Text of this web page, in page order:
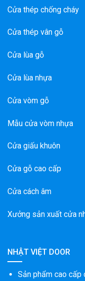
Cửa thép chống cháy
Cửa thép vân gỗ
Cửa lùa gỗ
Cửa lùa nhựa
Cửa vòm gỗ
Mẫu cửa vòm nhựa
Cửa giấu khuôn
Cửa gỗ cao cấp
Cửa cách âm
Xưởng sản xuất cửa
NHẬT VIỆT DOOR
Sản phẩm cao cấp